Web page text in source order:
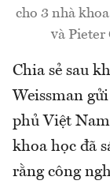
cho 3 nhà
và
Chia sẻ sau
Weissman
phủ Việt
khoa học đã
rằng công